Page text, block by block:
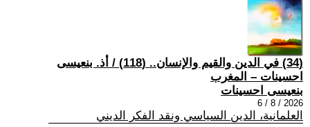
(34) في الدين والقيم والإنسان.. (118) / أذ. بنعيسى
احسينات – المغرب
بنعيسى احسينات
2026 / 8 / 6
العلمانية، الدين السياسي ونقد الفكر الديني